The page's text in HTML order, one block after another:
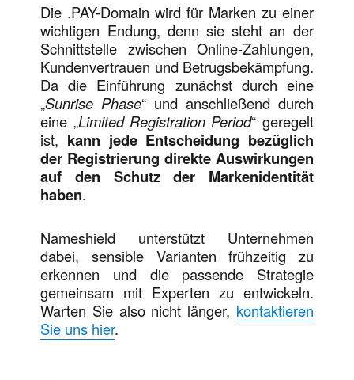
Die .PAY-Domain wird für Marken zu einer
wichtigen Endung, denn sie steht an der
Schnittstelle zwischen Online-Zahlungen,
Kundenvertrauen und Betrugsbekämpfung.
Da die Einführung zunächst durch eine
„Sunrise Phase“ und anschließend durch
eine „Limited Registration Period“ geregelt
ist, kann jede Entscheidung bezüglich
der Registrierung direkte Auswirkungen
auf den Schutz der Markenidentität
haben.
Nameshield unterstützt Unternehmen
dabei, sensible Varianten frühzeitig zu
erkennen und die passende Strategie
gemeinsam mit Experten zu entwickeln.
Warten Sie also nicht länger, kontaktieren
Sie uns hier.